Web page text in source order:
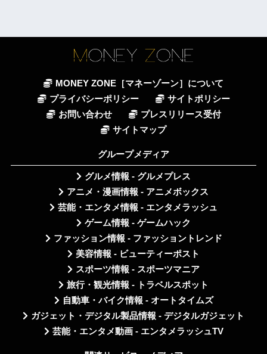
MONEY ZONE［マネーゾーン］について
プライバシーポリシー
サイトポリシー
お問い合わせ
プレスリリース受付
サイトマップ
グループメディア
グルメ情報 - グルメプレス
アニメ・漫画情報 - アニメボックス
芸能・エンタメ情報 - エンタメラッシュ
ゲーム情報 - ゲームハック
ファッション情報 - ファッショントレンド
美容情報 - ビューティーポスト
スポーツ情報 - スポーツマニア
旅行・観光情報 - トラベルスポット
自動車・バイク情報 - オートタイムズ
ガジェット・デジタル製品情報 - デジタルガジェット
芸能・エンタメ動画 - エンタメラッシュTV